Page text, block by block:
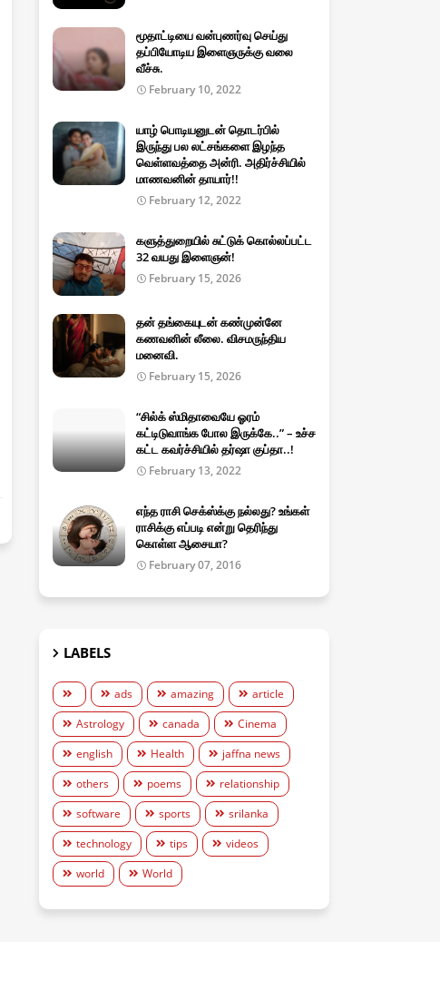
மூதாட்டியை வன்புணர்வு செய்து
தப்பியோடிய இளைஞருக்கு வலை
வீச்சு.
February 10, 2022
யாழ் பொடியனுடன் தொடர்பில்
இருந்து பல லட்சங்களை இழந்த
வெள்ளவத்தை அன்ரி. அதிர்ச்சியில்
மாணவனின் தாயார்!!
February 12, 2022
களுத்துறையில் சுட்டுக் கொல்லப்பட்ட
32 வயது இளைஞன்!
February 15, 2026
தன் தங்கையுடன் கண்முன்னே
கணவனின் லீலை. விசமருந்திய
மனைவி.
February 15, 2026
“சில்க் ஸ்மிதாவையே ஓரம்
கட்டிடுவாங்க போல இருக்கே..” – உச்ச
கட்ட கவர்ச்சியில் தர்ஷா குப்தா..!
February 13, 2022
எந்த ராசி செக்ஸ்க்கு நல்லது? உங்கள்
ராசிக்கு எப்படி என்று தெரிந்து
கொள்ள ஆசையா?
February 07, 2016
LABELS
ads amazing
article
Astrology
canada
Cinema
english
Health
jaffna news
others
poems
relationship
software
sports
srilanka
technology
tips
videos
world
World